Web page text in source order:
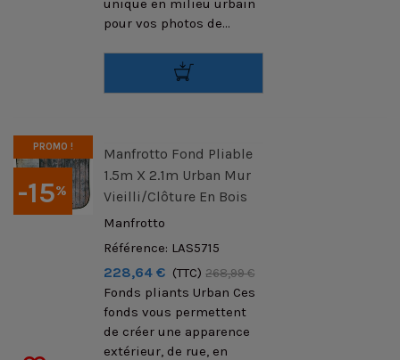
unique en milieu urbain
pour vos photos de...
-15%
PROMO !
Manfrotto Fond Pliable
1.5m X 2.1m Urban Mur
Vieilli/Clôture En Bois
Manfrotto
Référence: LAS5715
228,64 € (TTC) 268,99 €
Fonds pliants Urban Ces
fonds vous permettent
de créer une apparence
extérieur, de rue, en